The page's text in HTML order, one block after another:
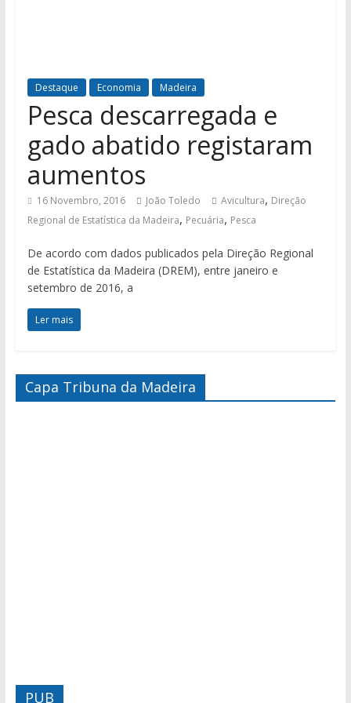
Destaque Economia Madeira
Pesca descarregada e
gado abatido registaram
aumentos
16 Novembro, 2016 João Toledo Avicultura, Direção
Regional de Estatística da Madeira, Pecuária, Pesca
De acordo com dados publicados pela Direção Regional
de Estatística da Madeira (DREM), entre janeiro e
setembro de 2016, a
Ler mais
Capa Tribuna da Madeira
PUB